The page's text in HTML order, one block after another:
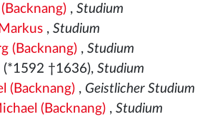
, Studium
, Studium
(Backnang), Studium
(*1592 †1636), Studium
(Backnang), Geistlicher Studium
(Backnang), Studium